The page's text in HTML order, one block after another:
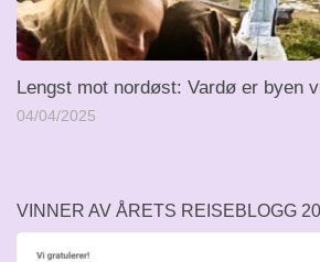
Lengst mot nordøst: Vardø er byen
04/04/2025
VINNER AV ÅRETS REISEBLOGG